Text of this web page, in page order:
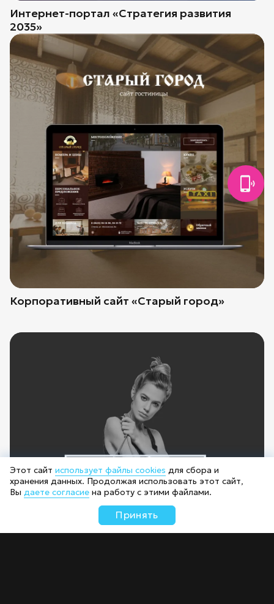
Интернет-портал «Стратегия развития
2035»
Корпоративный сайт «Старый город»
Этот сайт использует файлы cookies для сбора и
хранения данных. Продолжая использовать этот сайт,
Вы даете согласие на работу с этими файлами.
Принять